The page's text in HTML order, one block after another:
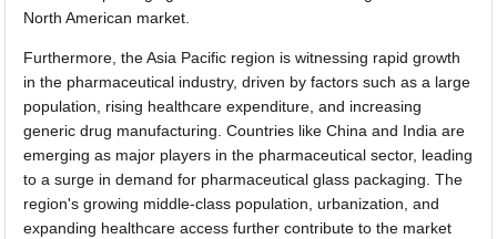
North American market.
Furthermore, the Asia Pacific region is witnessing rapid growth
in the pharmaceutical industry, driven by factors such as a large
population, rising healthcare expenditure, and increasing
generic drug manufacturing. Countries like China and India are
emerging as major players in the pharmaceutical sector, leading
to a surge in demand for pharmaceutical glass packaging. The
region's growing middle-class population, urbanization, and
expanding healthcare access further contribute to the market